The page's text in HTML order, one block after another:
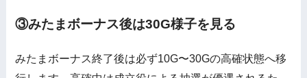
③みたまボーナス後は30G様子を見る
みたまボーナス終了後は必ず10G〜30Gの高確状態へ移